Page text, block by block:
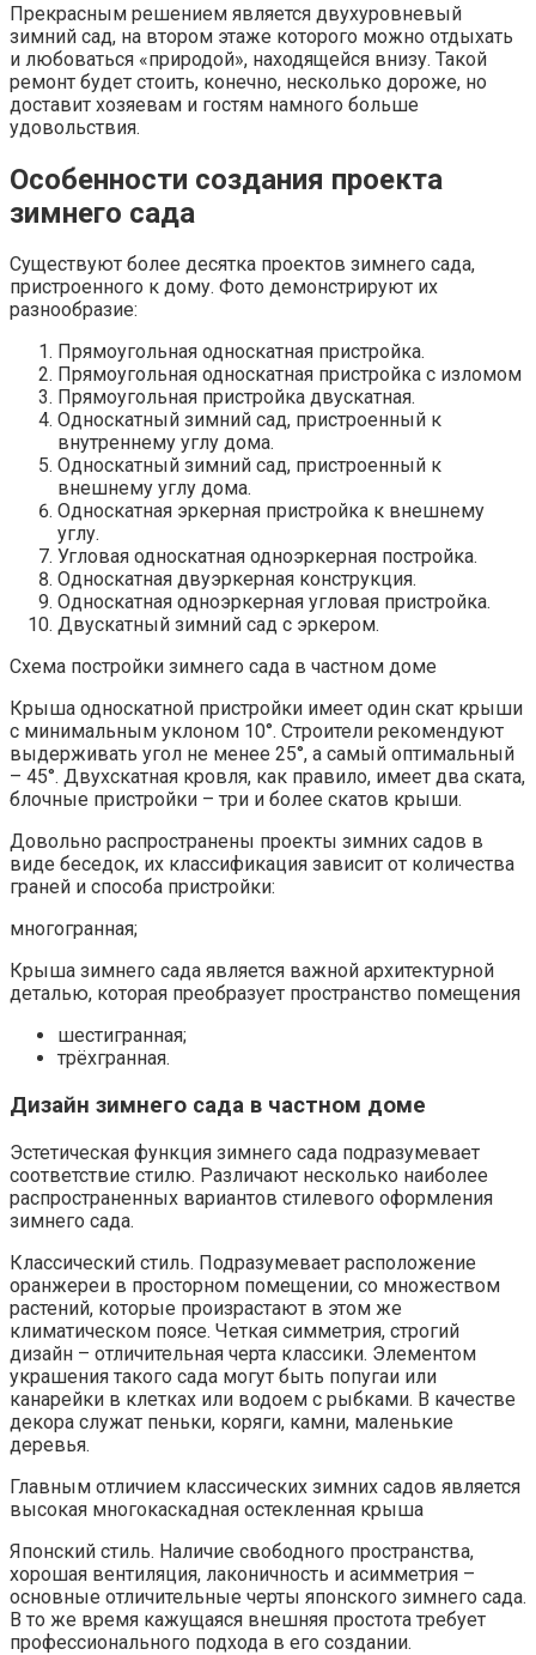
Прекрасным решением является двухуровневый
зимний сад, на втором этаже которого можно отдыхать
и любоваться «природой», находящейся внизу. Такой
ремонт будет стоить, конечно, несколько дороже, но
доставит хозяевам и гостям намного больше
удовольствия.
Особенности создания проекта
зимнего сада
Существуют более десятка проектов зимнего сада,
пристроенного к дому. Фото демонстрируют их
разнообразие:
Прямоугольная односкатная пристройка.
Прямоугольная односкатная пристройка с изломом
Прямоугольная пристройка двускатная.
Односкатный зимний сад, пристроенный к
внутреннему углу дома.
Односкатный зимний сад, пристроенный к
внешнему углу дома.
Односкатная эркерная пристройка к внешнему
углу.
Угловая односкатная одноэркерная постройка.
Односкатная двуэркерная конструкция.
Односкатная одноэркерная угловая пристройка.
Двускатный зимний сад с эркером.
Схема постройки зимнего сада в частном доме
Крыша односкатной пристройки имеет один скат крыши
с минимальным уклоном 10°. Строители рекомендуют
выдерживать угол не менее 25°, а самый оптимальный
– 45°. Двухскатная кровля, как правило, имеет два ската,
блочные пристройки – три и более скатов крыши.
Довольно распространены проекты зимних садов в
виде беседок, их классификация зависит от количества
граней и способа пристройки:
многогранная;
Крыша зимнего сада является важной архитектурной
деталью, которая преобразует пространство помещения
шестигранная;
трёхгранная.
Дизайн зимнего сада в частном доме
Эстетическая функция зимнего сада подразумевает
соответствие стилю. Различают несколько наиболее
распространенных вариантов стилевого оформления
зимнего сада.
Классический стиль. Подразумевает расположение
оранжереи в просторном помещении, со множеством
растений, которые произрастают в этом же
климатическом поясе. Четкая симметрия, строгий
дизайн – отличительная черта классики. Элементом
украшения такого сада могут быть попугаи или
канарейки в клетках или водоем с рыбками. В качестве
декора служат пеньки, коряги, камни, маленькие
деревья.
Главным отличием классических зимних садов является
высокая многокаскадная остекленная крыша
Японский стиль. Наличие свободного пространства,
хорошая вентиляция, лаконичность и асимметрия –
основные отличительные черты японского зимнего сада.
В то же время кажущаяся внешняя простота требует
профессионального подхода в его создании.